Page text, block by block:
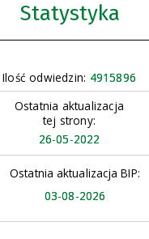
Statystyka
Ilość odwiedzin: 4915896
Ostatnia aktualizacja
tej strony:
26-05-2022
Ostatnia aktualizacja BIP:
03-08-2026